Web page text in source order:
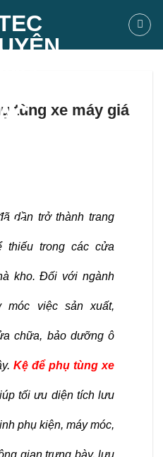
tùng xe máy giá
dần trở thành trang
thiếu trong các cửa
kho. Đối với ngành
móc việc sản xuất,
chữa, bảo dưỡng ô
Kệ để phụ tùng xe
tối ưu diện tích lưu
phụ kiện, máy móc,
gian trưng bày, lưu